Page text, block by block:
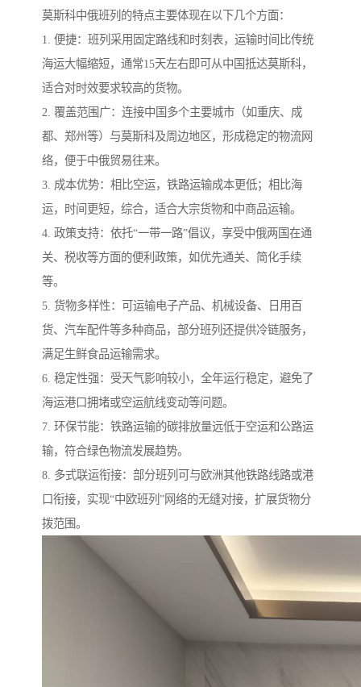
莫斯科中俄班列的特点主要体现在以下几个方面：
1. 便捷：班列采用固定路线和时刻表，运输时间比传统
海运大幅缩短，通常15天左右即可从中国抵达莫斯科，
适合对时效要求较高的货物。
2. 覆盖范围广：连接中国多个主要城市（如重庆、成
都、郑州等）与莫斯科及周边地区，形成稳定的物流网
络，便于中俄贸易往来。
3. 成本优势：相比空运，铁路运输成本更低；相比海
运，时间更短，综合，适合大宗货物和中商品运输。
4. 政策支持：依托“一带一路”倡议，享受中俄两国在通
关、税收等方面的便利政策，如优先通关、简化手续
等。
5. 货物多样性：可运输电子产品、机械设备、日用百
货、汽车配件等多种商品，部分班列还提供冷链服务，
满足生鲜食品运输需求。
6. 稳定性强：受天气影响较小，全年运行稳定，避免了
海运港口拥堵或空运航线变动等问题。
7. 环保节能：铁路运输的碳排放量远低于空运和公路运
输，符合绿色物流发展趋势。
8. 多式联运衔接：部分班列可与欧洲其他铁路线路或港
口衔接，实现“中欧班列”网络的无缝对接，扩展货物分
拨范围。